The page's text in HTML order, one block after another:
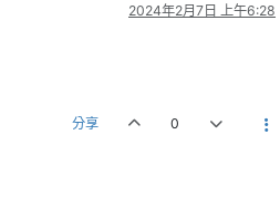
2024年2月7日 上午6:28
分享 0